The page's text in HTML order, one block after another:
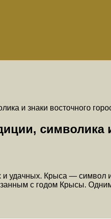
и знаки восточного
символика
удачных. Крыса —
с годом Крысы.